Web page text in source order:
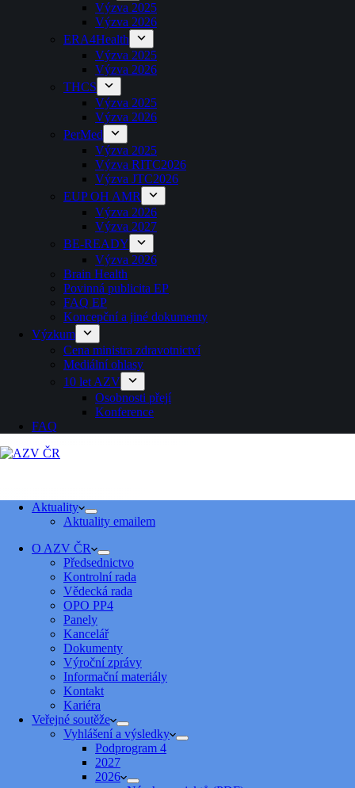
Výzva 2025
Výzva 2026
ERA4Health
Výzva 2025
Výzva 2026
THCS
Výzva 2025
Výzva 2026
PerMed
Výzva 2025
Výzva RITC2026
Výzva JTC2026
EUP OH AMR
Výzva 2026
Výzva 2027
BE-READY
Výzva 2026
Brain Health
Povinná publicita EP
FAQ EP
Koncepční a jiné dokumenty
Výzkum
Cena ministra zdravotnictví
Mediální ohlasy
10 let AZV
Osobnosti přejí
Konference
FAQ
Aktuality
Aktuality emailem
O AZV ČR
Předsednictvo
Kontrolní rada
Vědecká rada
OPO PP4
Panely
Kancelář
Dokumenty
Výroční zprávy
Informační materiály
Kontakt
Kariéra
Veřejné soutěže
Vyhlášení a výsledky
Podprogram 4
2027
2026